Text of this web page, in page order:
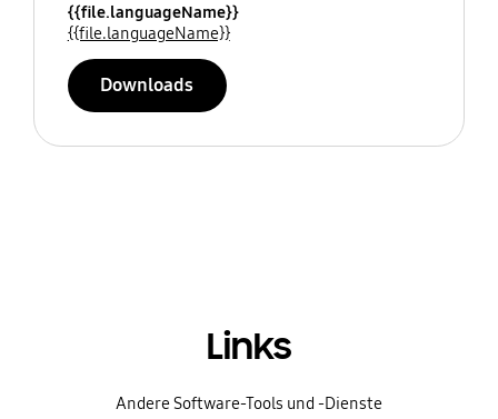
{{file.languageName}}
{{file.languageName}}
Downloads
Links
Andere Software-Tools und -Dienste